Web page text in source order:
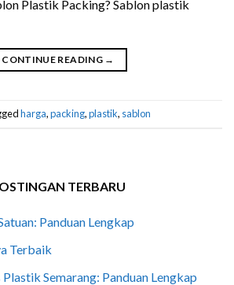
Plastik Packing? Sablon plastik
CONTINUE READING →
harga,packing,plastik, sablon
TERBARU
Panduan Lengkap
Terbaik
Semarang: Panduan Lengkap